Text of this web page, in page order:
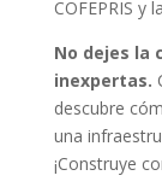
COFEPRIS y
No dejes la
inexpertas.
descubre
una
¡Construye